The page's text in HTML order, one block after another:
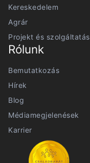
Kereskedelem
Agrár
Projekt és szolgáltatás
Rólunk
Bemutatkozás
Hírek
Blog
Médiamegjelenések
Karrier